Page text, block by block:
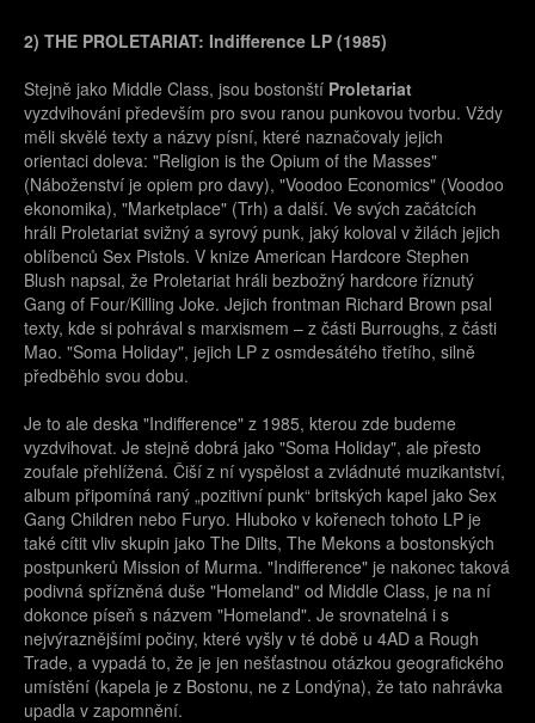
2) THE PROLETARIAT: Indifference LP (1985)
Stejně jako Middle Class, jsou bostonští Proletariat
vyzdvihováni především pro svou ranou punkovou tvorbu. Vždy
měli skvělé texty a názvy písní, které naznačovaly jejich
orientaci doleva: "Religion is the Opium of the Masses"
(Náboženství je opiem pro davy), "Voodoo Economics" (Voodoo
ekonomika), "Marketplace" (Trh) a další. Ve svých začátcích
hráli Proletariat svižný a syrový punk, jaký koloval v žilách jejich
oblíbenců Sex Pistols. V knize American Hardcore Stephen
Blush napsal, že Proletariat hráli bezbožný hardcore říznutý
Gang of Four/Killing Joke. Jejich frontman Richard Brown psal
texty, kde si pohrával s marxismem – z části Burroughs, z části
Mao. "Soma Holiday", jejich LP z osmdesátého třetího, silně
předběhlo svou dobu.
Je to ale deska "Indifference" z 1985, kterou zde budeme
vyzdvihovat. Je stejně dobrá jako "Soma Holiday", ale přesto
zoufale přehlížená. Čiší z ní vyspělost a zvládnuté muzikantství,
album připomíná raný „pozitivní punk“ britských kapel jako Sex
Gang Children nebo Furyo. Hluboko v kořenech tohoto LP je
také cítit vliv skupin jako The Dilts, The Mekons a bostonských
postpunkerů Mission of Murma. "Indifference" je nakonec taková
podivná spřízněná duše "Homeland" od Middle Class, je na ní
dokonce píseň s názvem "Homeland". Je srovnatelná i s
nejvýraznějšími počiny, které vyšly v té době u 4AD a Rough
Trade, a vypadá to, že je jen nešťastnou otázkou geografického
umístění (kapela je z Bostonu, ne z Londýna), že tato nahrávka
upadla v zapomnění.